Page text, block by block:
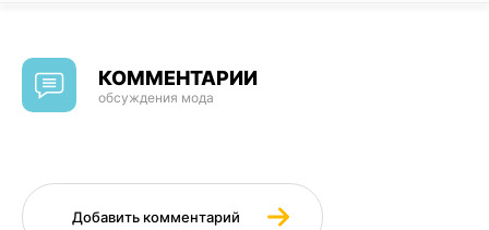
КОММЕНТАРИИ
обсуждения мода
Добавить комментарий